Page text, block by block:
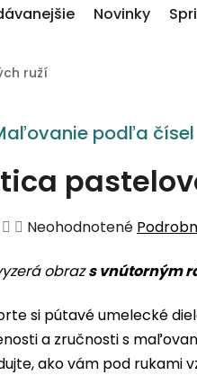
Novinky
ruží
podľa čísel
Priemerné
produktu
0,0
z
5
Neohodnotené
obrazs vnútorným
si pútavé umelecké
a zručnosti s
ako vám pod rukami